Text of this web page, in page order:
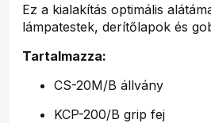
Ez a kialakítás optimális
lámpatestek, derítőlapok és
Tartalmazza:
CS-20M/B állvány
KCP-200/B grip fej